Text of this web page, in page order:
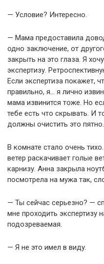
— Условие? Интересно.
— Мама предоставила
одно заключение, от
закрыть на это глаза. Я
экспертизу.
Если экспертиза покажет,
правильно, я… я лично
мама извинится тоже. Но
тебе есть что скрывать. И
должны очистить это пятно.
В комнате стало очень
ветер раскачивает голые
карнизу. Анна закрыла
посмотрела на мужа так,
— Ты сейчас серьезно? —
мне проходить экспертизу
подозреваемая.
— Я не это имел в виду.